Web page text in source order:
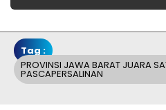
Tag :
PROVINSI JAWA BARAT JUARA
PASCAPERSALINAN